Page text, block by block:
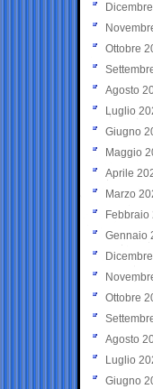
Ottobre
Agosto
Luglio
Giugno
Maggio
Aprile
Marzo
Febbraio
Gennaio
Ottobre
Agosto
Luglio
Giugno